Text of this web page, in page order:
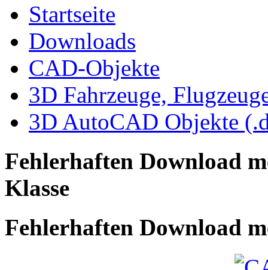
Startseite
Downloads
CAD-Objekte
3D Fahrzeuge,
3D AutoCAD Objekte
Fehlerhaften Download
Klasse
Fehlerhaften Download